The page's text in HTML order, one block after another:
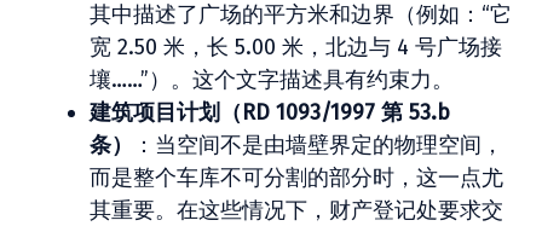
其中描述了广场的平方米和边界（例如：“它
宽 2.50 米，长 5.00 米，北边与 4 号广场接
壤……”）。这个文字描述具有约束力。
建筑项目计划（RD 1093/1997 第 53.b
条）
：当空间不是由墙壁界定的物理空间，
而是整个车库不可分割的部分时，这一点尤
其重要。在这些情况下，财产登记处要求交